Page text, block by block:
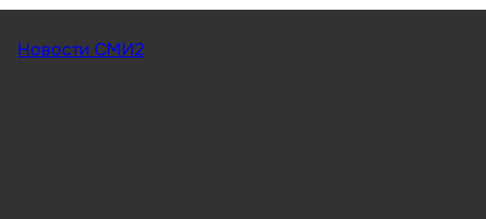
Новости СМИ2